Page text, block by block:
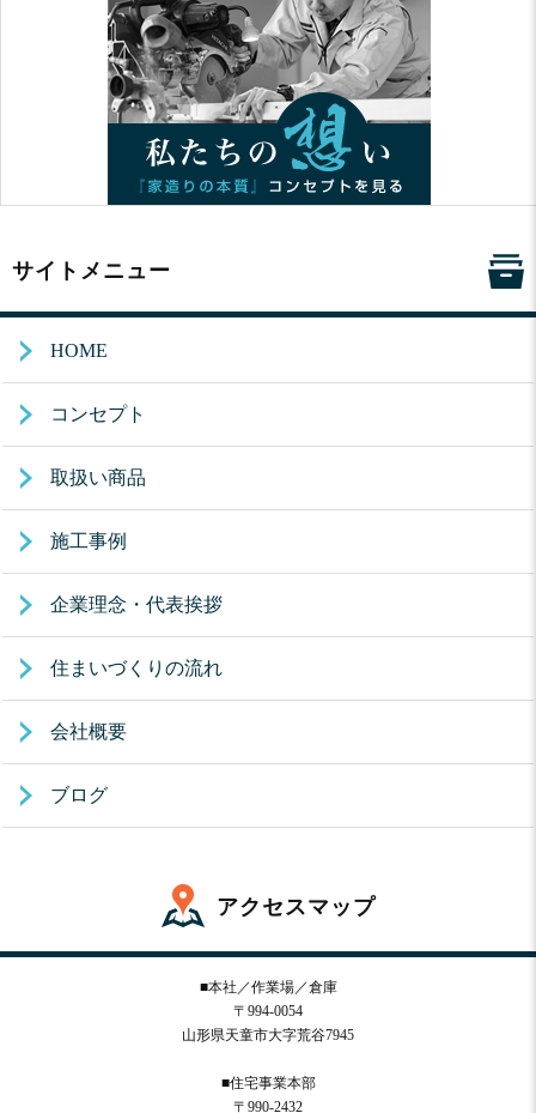
サイトメニュー
HOME
コンセプト
取扱い商品
施工事例
企業理念・代表挨拶
住まいづくりの流れ
会社概要
ブログ
アクセスマップ
■本社／作業場／倉庫
〒994-0054
山形県天童市大字荒谷7945
■住宅事業本部
〒990-2432